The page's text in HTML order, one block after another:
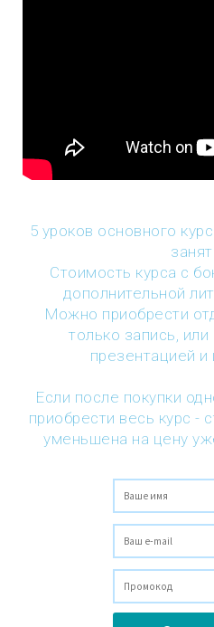
5 уроков основного
Стоимость курса с
дополнительной
Можно приобрести
только запись,
презентацией и
Если после покупки
приобрести весь курс -
уменьшена на цену